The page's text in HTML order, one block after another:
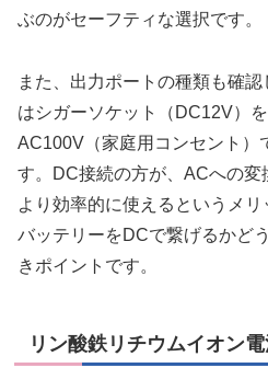
ぶのがセーフティな選択です。
また、出力ポートの種類も確
はシガーソケット（DC12V）を
AC100V（家庭用コンセント）
す。DC接続の方が、ACへの変
より効率的に使えるというメ
バッテリーをDCで繋げるかど
きポイントです。
リン酸鉄リチウムイオン